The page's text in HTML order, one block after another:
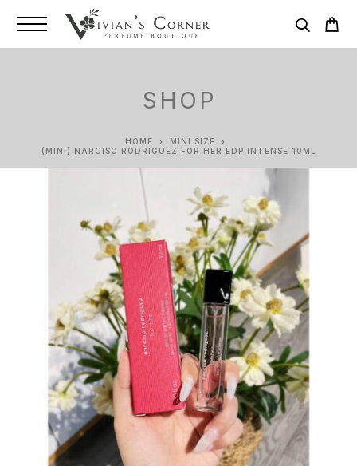
SHOP
HOME
MINI SIZE
(MINI) NARCISO RODRIGUEZ FOR HER EDP INTENSE 10ML